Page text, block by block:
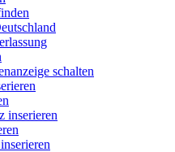
schalten
inserieren